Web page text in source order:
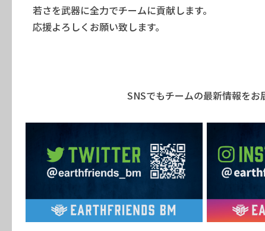
若さを武器に全力でチームに貢献します。
応援よろしくお願い致します。
SNSでもチームの最新情報をお